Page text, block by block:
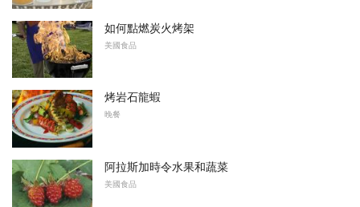
如何點燃炭火烤架
美國食品
烤岩石龍蝦
晚餐
阿拉斯加時令水果和蔬菜
美國食品